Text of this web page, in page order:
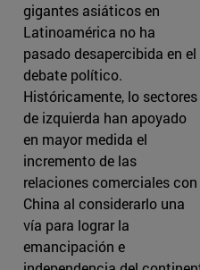
gigantes asiáticos en
Latinoamérica no ha
pasado desapercibida en el
debate político.
Históricamente, lo sectores
de izquierda han apoyado
en mayor medida el
incremento de las
relaciones comerciales con
China al considerarlo una
vía para lograr la
emancipación e